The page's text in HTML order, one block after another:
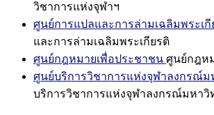
วิชาการแห่งจุฬาฯ
ศูนย์การแปลและการล่ามเฉลิมพระเกี
และการล่ามเฉลิมพระเกียรติ
ศูนย์กฎหมายเพื่อประชาชน ศูนย์กฎห
ศูนย์บริการวิชาการแห่งจุฬาลงกรณ์ม
บริการวิชาการแห่งจุฬาลงกรณ์มหาวิ